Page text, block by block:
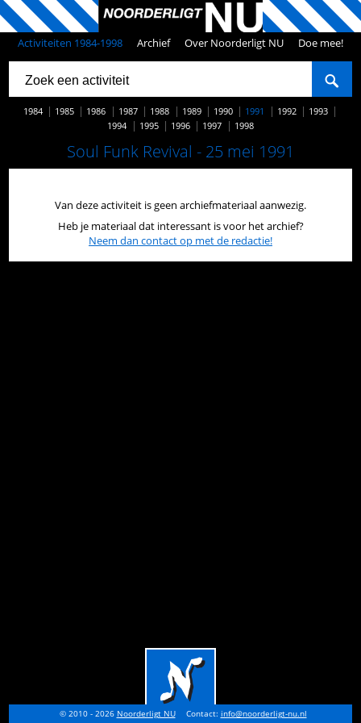
Activiteiten 1984-1998 Archief Over Noorderligt NU Doe mee!
1984 1985 1986 1987 1988 1989 1990 1991 1992
1993
1994
1995 1996 1997 1998
Soul Funk Revival - 25 mei 1991
Van deze activiteit is geen archiefmateriaal aanwezig.
Heb je materiaal dat interessant is voor het archief?
Neem dan contact op met de redactie!
© 2010 - 2026 Noorderligt NU Contact: info@noorderligt-nu.nl